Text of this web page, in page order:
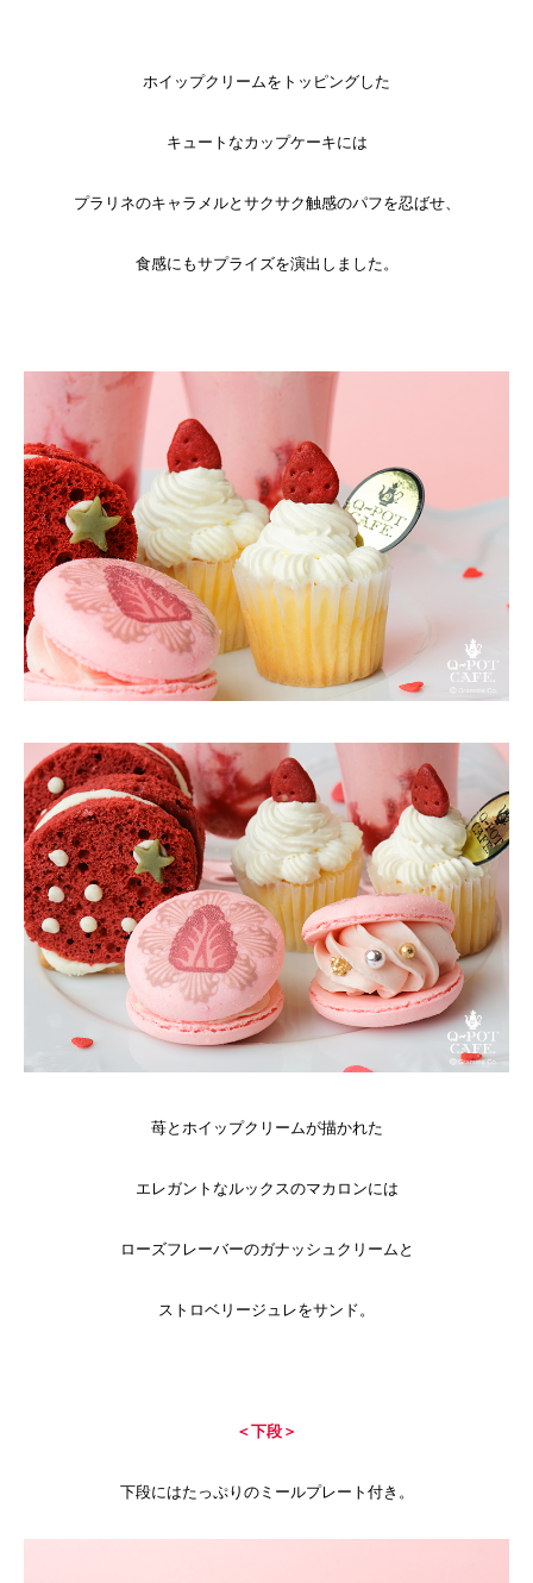
ホイップクリームをトッピングした
キュートなカップケーキには
プラリネのキャラメルとサクサク触感のパフを忍ばせ、
食感にもサプライズを演出しました。
苺とホイップクリームが描かれた
エレガントなルックスのマカロンには
ローズフレーバーのガナッシュクリームと
ストロベリージュレをサンド。
＜下段＞
下段にはたっぷりのミールプレート付き。